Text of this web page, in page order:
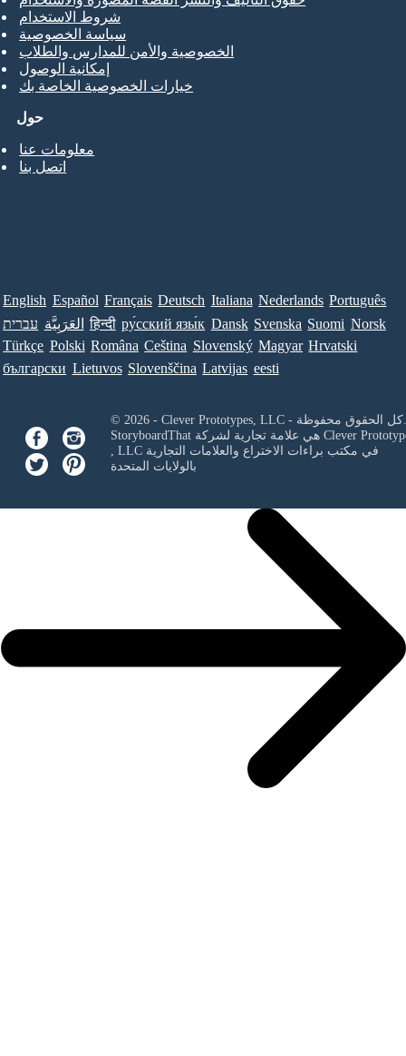
حول
معلومات عنا
اتصل بنا
شروط الاستخدام
سياسة الخصوصية
الخصوصية والأمن للمدارس والطلاب
إمكانية الوصول
خيارات الخصوصية الخاصة بك
English Español Français Deutsch Italiana Nederlands Português
עברית العَرَبِيَّة हिन्दी ру́сский язы́к Dansk Svenska Suomi Norsk
Türkçe Polski Româna Ceština Slovenský Magyar Hrvatski
български Lietuvos Slovenščina Latvijas eesti
© 2026 - Clever Prototypes, LLC - كل الحقوق محفوظة.
StoryboardThat هي علامة تجارية لشركة Clever
, LLCفي مكتب براءات الاختراع والعلامات التجارية
بالولايات المتحدة